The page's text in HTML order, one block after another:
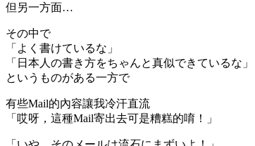
但另一方面…
その中で
「よく書けているな」
「日本人の書き方をちゃんと真似できているな」
というものがある一方で
有些Mail的內容讓我冷汗直流
「哎呀，這種Mail寄出去可是糟糕的唷！」